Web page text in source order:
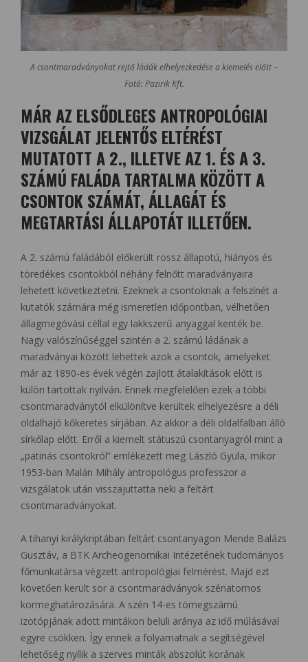
A csontmaradványokat rejtő ládák elhelyezkedése a kiemelés előtt –
Fotó: Pazirik Kft.
MÁR AZ ELSŐDLEGES ANTROPOLÓGIAI
VIZSGÁLAT JELENTŐS ELTÉRÉST
MUTATOTT A 2., ILLETVE AZ 1. ÉS A 3.
SZÁMÚ FALÁDA TARTALMA KÖZÖTT A
CSONTOK SZÁMÁT, ÁLLAGÁT ÉS
MEGTARTÁSI ÁLLAPOTÁT ILLETŐEN.
A 2. számú faládából előkerült rossz állapotú, hiányos és
töredékes csontokból néhány felnőtt maradványaira
lehetett következtetni. Ezeknek a csontoknak a felszínét a
kutatók számára még ismeretlen időpontban, vélhetően
állagmegóvási céllal egy lakkszerű anyaggal kenték be.
Nagy valószínűséggel szintén a 2. számú ládának a
maradványai között lehettek azok a csontok, amelyeket
már az 1890-es évek végén zajlott átalakítások előtt is
külön tartottak nyilván. Ennek megfelelően ezek a többi
csontmaradványtól elkülönítve kerültek elhelyezésre a déli
oldalhajó kőkeretes sírjában. Az akkor a déli oldalfalban álló
sírkőlap előtt. Erről a kiemelt státuszú csontanyagról mint a
„patinás csontokról” emlékezett meg László Gyula, mikor
1953-ban Malán Mihály antropológus professzor a
vizsgálatok után visszajuttatta neki a feltárt
csontmaradványokat.
A tihanyi királykriptában feltárt csontanyagon Mende Balázs
Gusztáv, a BTK Archeogenomikai Intézetének tudományos
főmunkatársa végzett antropológiai felmérést. Majd ezt
követően került sor a csontmaradványok szénatomos
kormeghatározására. A szén 14-es tömegszámú
izotópjának adott mintákon belüli aránya az idő múlásával
egyre csökken. Így ennek a folyamatnak a segítségével
lehetőség nyílik a szerves minták abszolút korának